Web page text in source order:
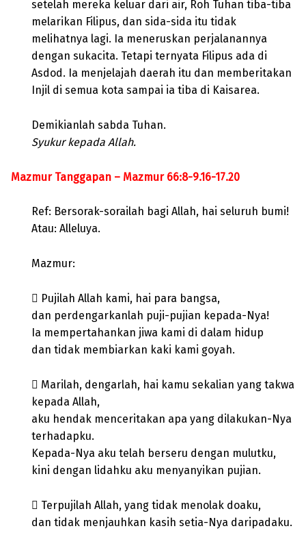
setelah mereka keluar dari air, Roh Tuhan tiba-tiba
melarikan Filipus, dan sida-sida itu tidak
melihatnya lagi. Ia meneruskan perjalanannya
dengan sukacita. Tetapi ternyata Filipus ada di
Asdod. Ia menjelajah daerah itu dan memberitakan
Injil di semua kota sampai ia tiba di Kaisarea.
Demikianlah sabda Tuhan.
Syukur kepada Allah.
Mazmur Tanggapan – Mazmur 66:8-9.16-17.20
Ref: Bersorak-sorailah bagi Allah, hai seluruh bumi!
Atau: Alleluya.
Mazmur:
 Pujilah Allah kami, hai para bangsa,
dan perdengarkanlah puji-pujian kepada-Nya!
Ia mempertahankan jiwa kami di dalam hidup
dan tidak membiarkan kaki kami goyah.
 Marilah, dengarlah, hai kamu sekalian yang takwa
kepada Allah,
aku hendak menceritakan apa yang dilakukan-Nya
terhadapku.
Kepada-Nya aku telah berseru dengan mulutku,
kini dengan lidahku aku menyanyikan pujian.
 Terpujilah Allah, yang tidak menolak doaku,
dan tidak menjauhkan kasih setia-Nya daripadaku.